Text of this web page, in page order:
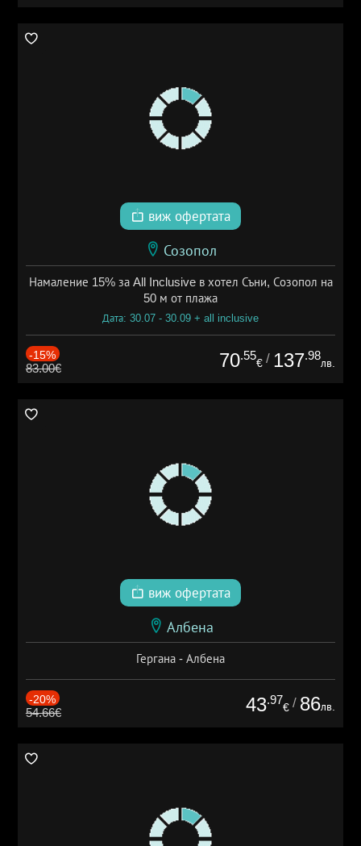
виж офертата
Созопол
Намаление 15% за All Inclusive в хотел Съни, Созопол на
50 м от плажа
Дата: 30.07 - 30.09 + all inclusive
-15%
83.00€ 70.55
€ / 137.98
лв.
виж офертата
Албена
Гергана - Албена
-20%
54.66€ 43.97
€ / 86лв.